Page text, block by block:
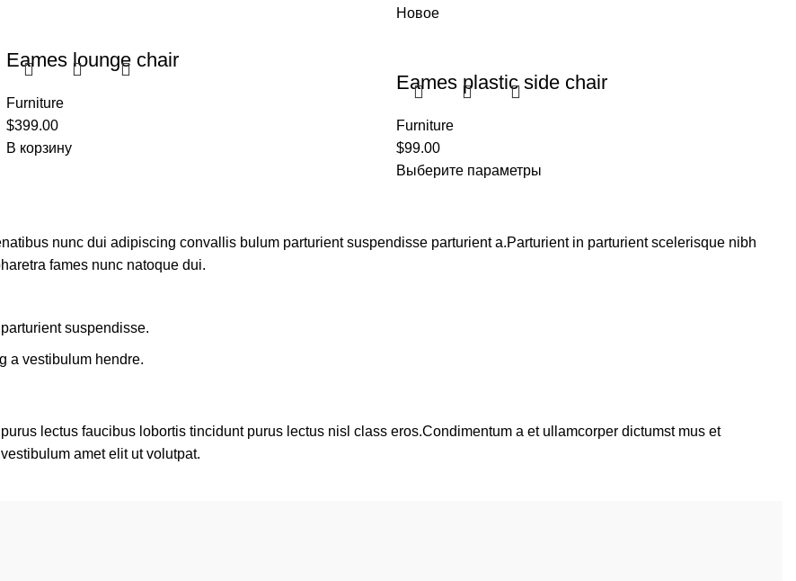
Eames lounge chair
Furniture
$399.00
В корзину
Новое
Eames plastic side chair
Furniture
$99.00
Выберите параметры
nunc dui adipiscing convallis bulum parturient suspendisse parturient a.Parturient in parturient scelerisque nibh
fames nunc natoque dui.
suspendisse.
a vestibulum hendre.
lectus faucibus lobortis tincidunt purus lectus nisl class eros.Condimentum a et ullamcorper dictumst mus et
amet elit ut volutpat.